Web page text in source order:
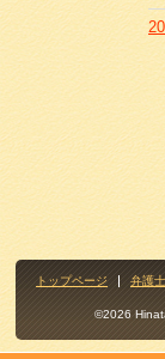
トップページ 弁護
©2026